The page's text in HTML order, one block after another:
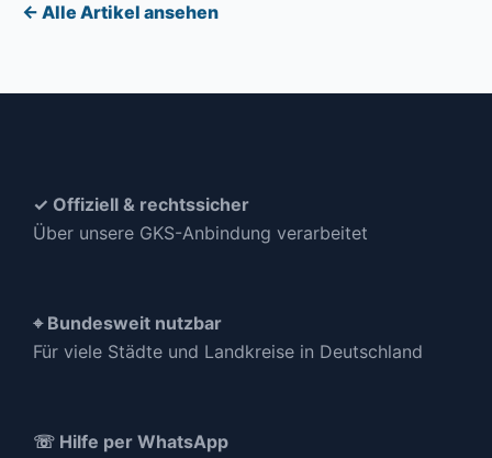
← Alle Artikel ansehen
✓ Offiziell & rechtssicher
Über unsere GKS-Anbindung verarbeitet
⌖ Bundesweit nutzbar
Für viele Städte und Landkreise in Deutschland
☏ Hilfe per WhatsApp